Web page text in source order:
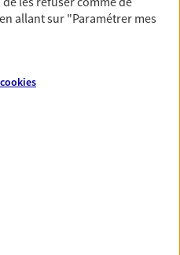
vous avec notre
vos proches en cas
allant sur "Paramétrer mes
cookies